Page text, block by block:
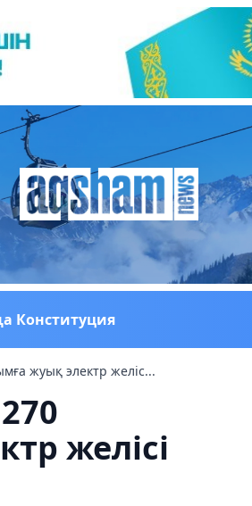
Конституция
жуық электр желіс...
желісі